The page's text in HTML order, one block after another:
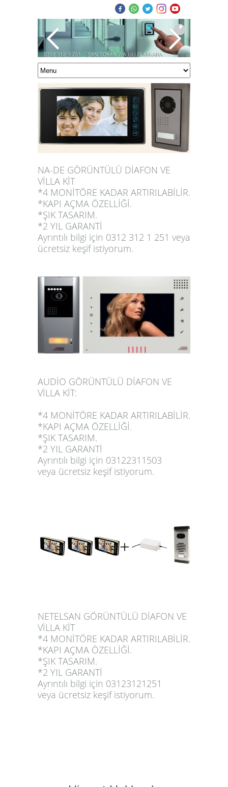
NA-DE GÖRÜNTÜLÜ DİAFON VE
VİLLA KİT
*4 MONİTÖRE KADAR ARTIRILABİLİR.
*KAPI AÇMA ÖZELLİĞİ.
*ŞIK TASARIM.
*2 YIL GARANTİ
Ayrıntılı bilgi için 0312 312 1 251 veya
ücretsiz keşif istiyorum.
AUDİO GÖRÜNTÜLÜ DİAFON VE
VİLLA KİT:
*4 MONİTÖRE KADAR ARTIRILABİLİR.
*KAPI AÇMA ÖZELLİĞİ.
*ŞIK TASARIM.
*2 YIL GARANTİ
Ayrıntılı bilgi için 03122311503
veya ücretsiz keşif istiyorum.
NETELSAN GÖRÜNTÜLÜ DİAFON VE
VİLLA KİT
*4 MONİTÖRE KADAR ARTIRILABİLİR.
*KAPI AÇMA ÖZELLİĞİ.
*ŞIK TASARIM.
*2 YIL GARANTİ
Ayrıntılı bilgi için 03123121251
veya ücretsiz keşif istiyorum.